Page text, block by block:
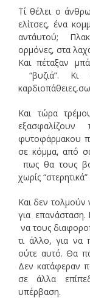
Τί θέλει ο
ελίτσες, ένα
αντ΄αυτού;
ορμόνες, στα
Και πέταξαν
“βυζιά”. Κι
Και τώρα
φυτοφάρμακου
σε κόμμα, από
πως θα τους
χωρίς
Και δεν τολμούν
για επανάσταση.
να τους
τι άλλο, για να
ούτε αυτό. Θα
Δεν κατάφεραν
σε άλλα
υπέρβαση.